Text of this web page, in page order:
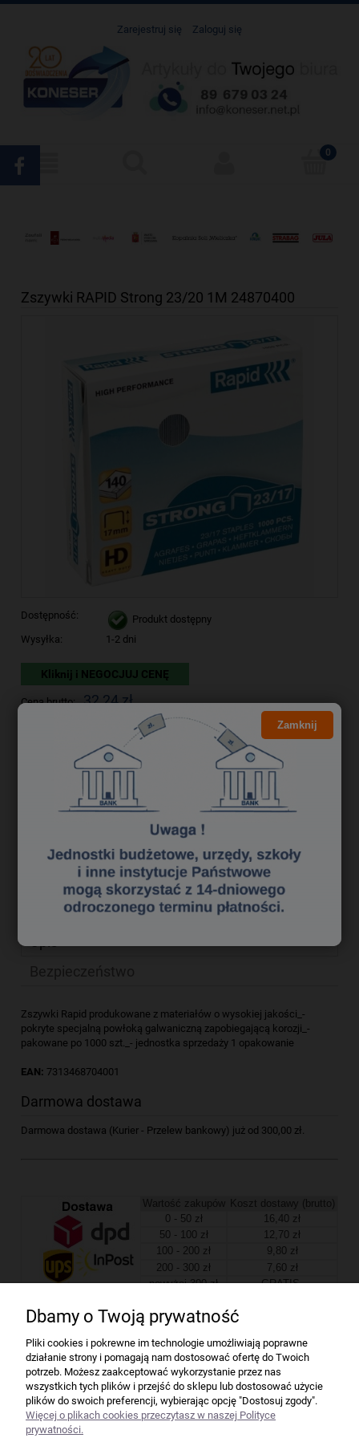
Zarejestruj się Zaloguj się
Zszywki RAPID Strong 23/20 1M 24870400
Dostępność:
Produkt dostępny
Wysyłka:
1-2 dni
Kliknij i NEGOCJUJ CENĘ
Cena brutto: 32,24 zł
do koszyka
Kod produktu:
zsk2980387
zapytaj o produkt
poleć znajomemu
Zszywki Rapid produkowane z materiałów o wysokiej jakości_-
pokryte specjalną powłoką galwaniczną zapobiegającą korozji_-
pakowane po 1000 szt._- jednostka sprzedaży 1 opakowanie
EAN: 7313468704001
Darmowa dostawa
Darmowa dostawa (Kurier - Przelew bankowy) już od 300,00 zł.
Wartość zakupów
Koszt dostawy (brutto)
0 - 50 zł
16,40 zł
50 - 100 zł
12,70 zł
100 - 200 zł
9,80 zł
200 - 300 zł
7,60 zł
powyżej 300 zł
GRATIS
Firma
Bindownice wg producentów
Niszczarki wg producentów
Dbamy o Twoją prywatność
Pliki cookies i pokrewne im technologie umożliwiają poprawne
działanie strony i pomagają nam dostosować ofertę do Twoich
potrzeb. Możesz zaakceptować wykorzystanie przez nas
wszystkich tych plików i przejść do sklepu lub dostosować użycie
plików do swoich preferencji, wybierając opcję "Dostosuj zgody".
Więcej o plikach cookies przeczytasz w naszej Polityce
prywatności.
Zamknij